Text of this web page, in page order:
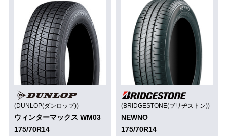
(DUNLOP(ダンロップ))
ウィンターマックス WM03
175/70R14
(BRIDGESTONE(ブリヂストン))
NEWNO
175/70R14